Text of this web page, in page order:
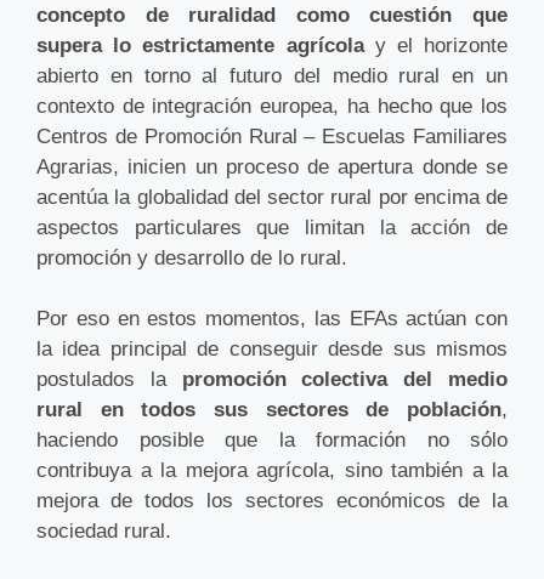
concepto de ruralidad como cuestión que
supera lo estrictamente agrícolay el horizonte
abierto en torno al futuro del medio rural en un
contexto de integración europea, ha hecho que los
Centros de Promoción Rural – Escuelas Familiares
Agrarias, inicien un proceso de apertura donde se
acentúa la globalidad del sector rural por encima de
aspectos particulares que limitan la acción de
promoción y desarrollo de lo rural.
Por eso en estos momentos, las EFAs actúan con
la idea principal de conseguir desde sus mismos
postulados la promoción colectiva del medio
rural en todos sus sectores de población,
haciendo posible que la formación no sólo
contribuya a la mejora agrícola, sino también a la
mejora de todos los sectores económicos de la
sociedad rural.